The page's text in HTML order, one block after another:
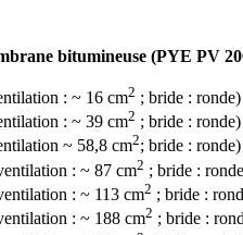
bitumineuse (PYE PV
: ~ 16 cm2 ; bride : ronde)
: ~ 39 cm2 ; bride : ronde)
~ 58,8 cm2; bride :
: ~ 87 cm2 ; bride :
: ~ 113 cm2 ; bride :
: ~ 188 cm2 ; bride :